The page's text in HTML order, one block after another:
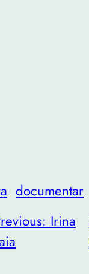
documentar
Irina